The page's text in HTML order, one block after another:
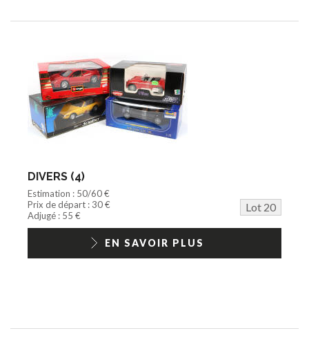
DIVERS (4)
Estimation : 50/60 €
Prix de départ : 30 €
Lot 20
Adjugé : 55 €
EN SAVOIR PLUS